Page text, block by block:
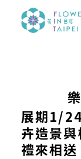
展期1/
卉造景
禮來相送